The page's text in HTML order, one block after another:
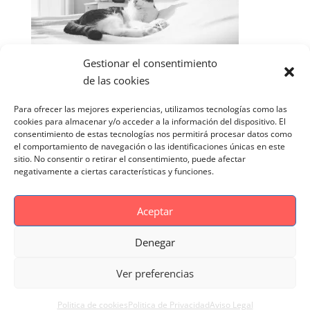
Gestionar el consentimiento
de las cookies
Para ofrecer las mejores experiencias, utilizamos tecnologías como las
cookies para almacenar y/o acceder a la información del dispositivo. El
consentimiento de estas tecnologías nos permitirá procesar datos como
el comportamiento de navegación o las identificaciones únicas en este
sitio. No consentir o retirar el consentimiento, puede afectar
negativamente a ciertas características y funciones.
Aceptar
Denegar
Ver preferencias
Politica de cookiesPolitica de PrivacidadAviso Legal
Politica de Privacidad
Reportaje Magnific